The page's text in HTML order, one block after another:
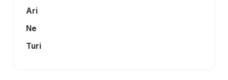
Ari
Ne
Turi